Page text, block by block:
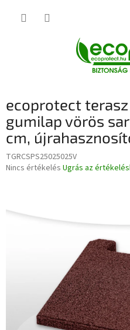
ecoprotect
gumilap vörös
cm,
TGRCSPS25025025V
A
5-
Nincs értékelés Ugrás az